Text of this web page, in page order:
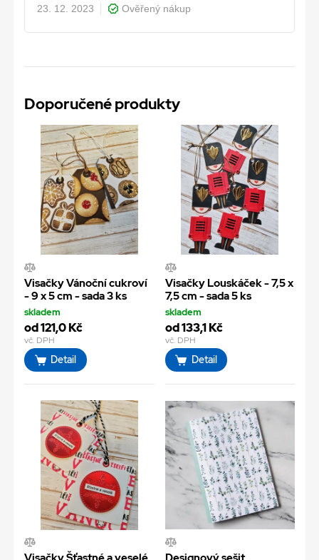
23. 12. 2023 Ověřený nákup
Doporučené produkty
Visačky Vánoční cukroví
- 9 x 5 cm - sada 3 ks
skladem
od 121,0 Kč
vč. DPH
Detail
Visačky Louskáček - 7,5 x
7,5 cm - sada 5 ks
skladem
od 133,1 Kč
vč. DPH
Detail